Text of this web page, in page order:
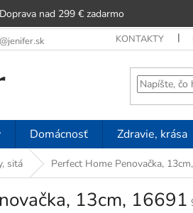
nad 299 € zadarmo
KONTAKTY
Domácnosť Zdravie, krása
sitá Perfect Home Penovačka,
13cm, 16691